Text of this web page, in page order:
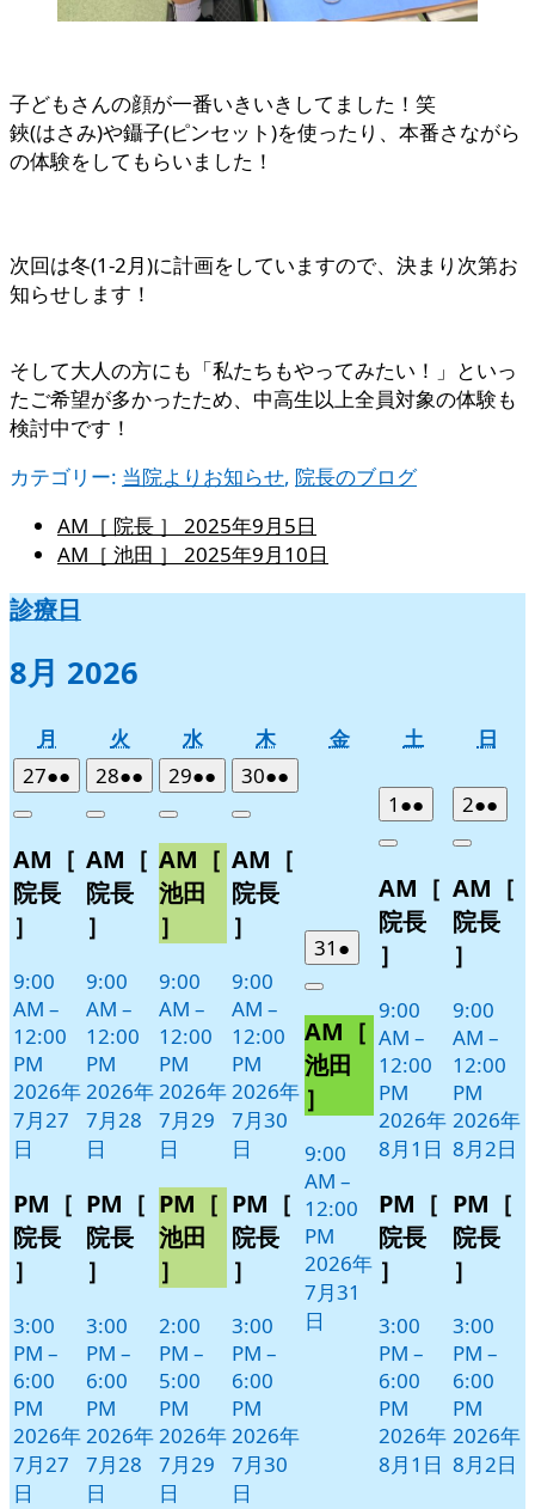
子どもさんの顔が一番いきいきしてました！笑
鋏(はさみ)や鑷子(ピンセット)を使ったり、本番さながら
の体験をしてもらいました！
次回は冬(1-2月)に計画をしていますので、決まり次第お
知らせします！
そして大人の方にも「私たちもやってみたい！」といっ
たご希望が多かったため、中高生以上全員対象の体験も
検討中です！
カテゴリー: 当院よりお知らせ, 院長のブログ
AM［ 院長 ］ 2025年9月5日
AM［ 池田 ］ 2025年9月10日
診療日
8月 2026
月
曜
日
火
曜
日
水
曜
日
木木
曜
日
金金
土土
日
日
日
272026
年
月
27
日
●●
件
イ
ベ
ト)
Close
AM［
院長
］
9:00
AM –
12:00
PM
2026年
7月27
日
PM［
院長
］
3:00
PM –
6:00
PM
2026年
7月27
日
282026
年
月
28
日
●●
件
イ
ベ
ト)
Close
AM［
院長
］
9:00
AM –
12:00
PM
2026年
7月28
日
PM［
院長
］
3:00
PM –
6:00
PM
2026年
7月28
日
292026
年
月
29
日
●●
件
イ
ベ
ト)
Close
AM［
池田
］
9:00
AM –
12:00
PM
2026年
7月29
日
PM［
池田
］
2:00
PM –
5:00
PM
2026年
7月29
日
302026
年
月
30
日
●●
件
イ
Close
AM［
院長
］
9:00
AM –
12:00
PM
2026年
7月30
日
PM［
院長
］
3:00
PM –
6:00
PM
2026年
7月30
日
31 2026
年
月
31
日
●
件
イ
ベ
ト)
Close
AM［
池田
］
9:00
AM –
12:00
PM
2026年
7月31
日
1 2026
年
月
1
日
●●
件
イ
ベ
Close
AM［
院長
］
9:00
AM –
12:00
PM
2026年
8月1日
PM［
院長
］
3:00
PM –
6:00
PM
2026年
8月1日
22026
年
月
2
日
●●
件
イ
ベ
Close
AM［
院長
］
9:00
AM –
12:00
PM
2026年
8月2日
PM［
院長
］
3:00
PM –
6:00
PM
2026年
8月2日